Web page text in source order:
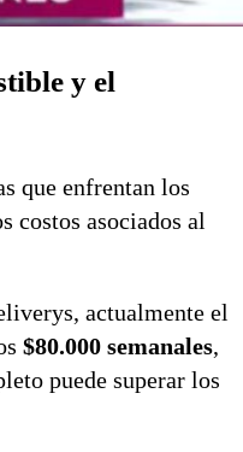
y el
que enfrentan los
costos asociados al
actualmente el
$80.000 semanales,
puede superar los